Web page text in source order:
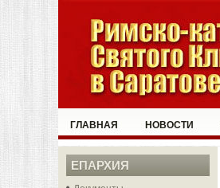
ГЛАВНАЯ НОВОСТИ
ЕПАРХИЯ